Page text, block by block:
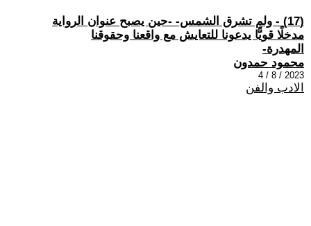
(17) - ولم تشرق الشمس- -حين يصبح عنوان الرواية
مدخلًا قويًّا يدعونا للتعايش مع واقعنا وحقوقنا
المهدرة-
محمود حمدون
2023 / 8 / 4
الادب والفن